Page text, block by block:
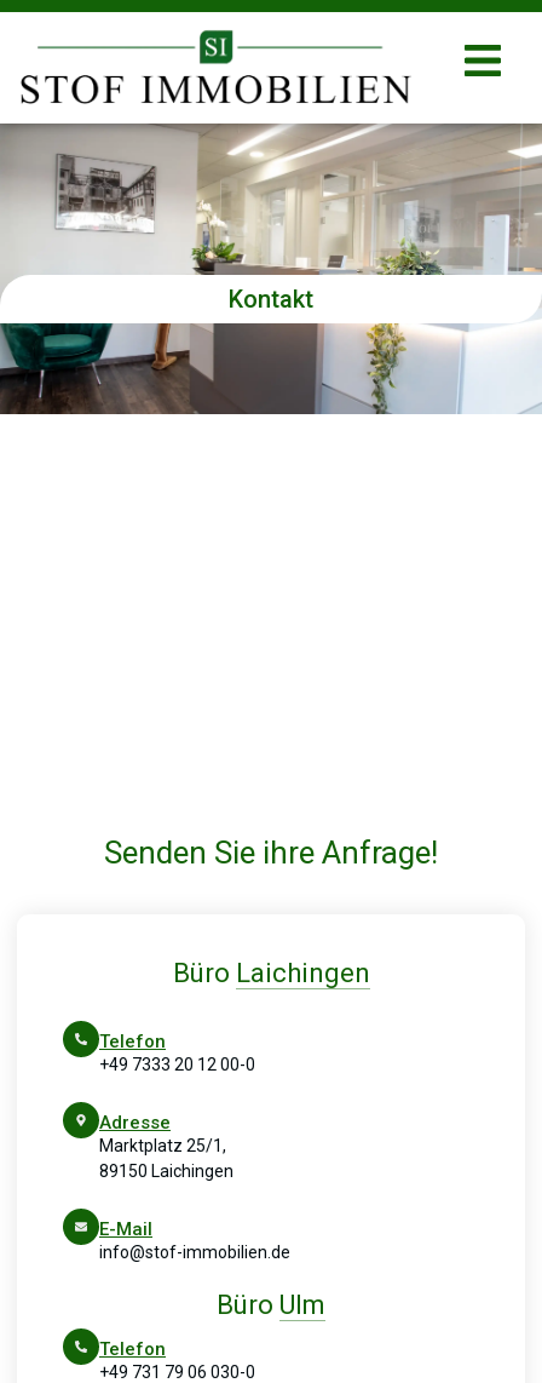
Kontakt
Senden Sie ihre Anfrage!
Büro Laichingen
Telefon
+49 7333 20 12 00-0
Adresse
Marktplatz 25/1,
89150 Laichingen
E-Mail
info@stof-immobilien.de
Büro Ulm
Telefon
+49 731 79 06 030-0